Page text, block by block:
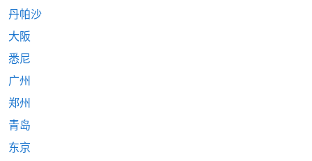
丹帕沙
大阪
悉尼
广州
郑州
青岛
东京